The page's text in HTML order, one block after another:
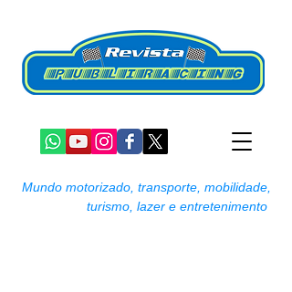
Mundo motorizado, transporte, mobilidade,
turismo, lazer e entretenimento